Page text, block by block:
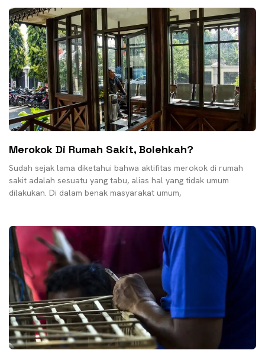
Merokok Di Rumah Sakit, Bolehkah?
Sudah sejak lama diketahui bahwa aktifitas merokok di rumah
sakit adalah sesuatu yang tabu, alias hal yang tidak umum
dilakukan. Di dalam benak masyarakat umum,